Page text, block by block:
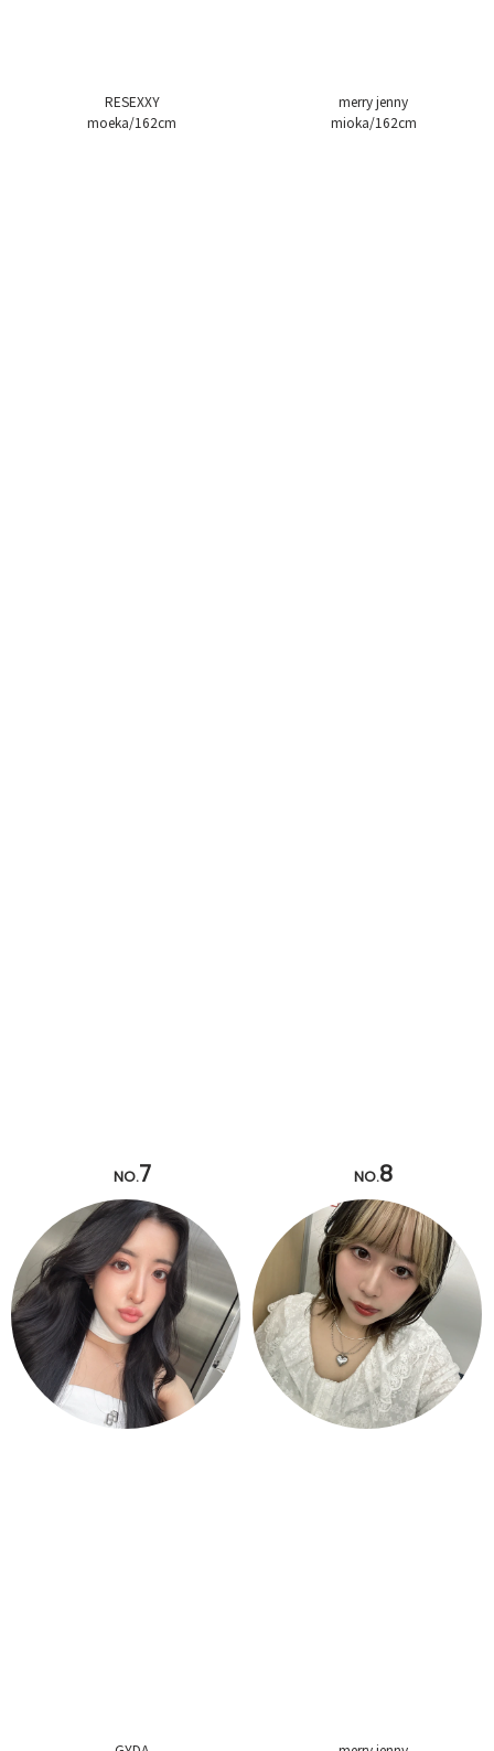
RESEXXY
moeka/162cm
merry jenny
mioka/162cm
NO.7 NO.8